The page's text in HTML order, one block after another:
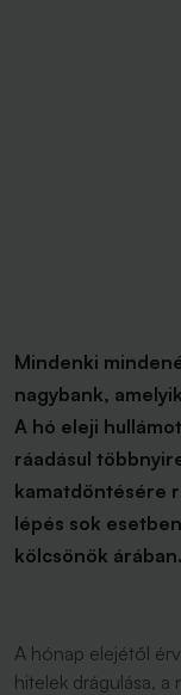
Mindenki
nagybank,
A hó eleji
ráadásul
kamatdöntésére
lépés sok
kölcsönök árában.
A hónap elejétől
hitelek drágulása,